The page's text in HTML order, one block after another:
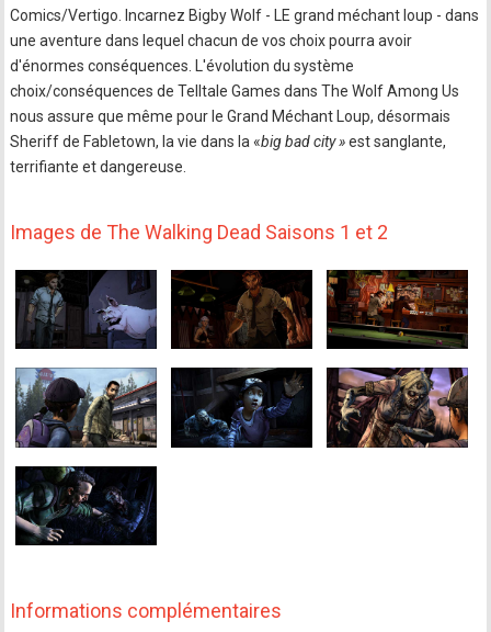
Comics/Vertigo. Incarnez Bigby Wolf - LE grand méchant loup - dans
une aventure dans lequel chacun de vos choix pourra avoir
d'énormes conséquences. L'évolution du système
choix/conséquences de Telltale Games dans The Wolf Among Us
nous assure que même pour le Grand Méchant Loup, désormais
Sheriff de Fabletown, la vie dans la «big bad city »est sanglante,
terrifiante et dangereuse.
Images de The Walking Dead Saisons 1 et 2
Informations complémentaires